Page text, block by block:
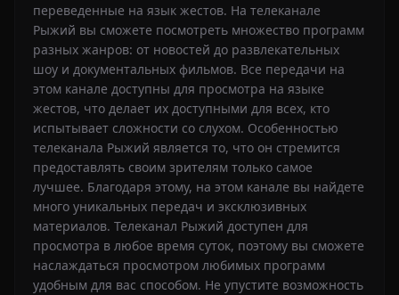
переведенные на язык жестов. На телеканале
Рыжий вы сможете посмотреть множество программ
разных жанров: от новостей до развлекательных
шоу и документальных фильмов. Все передачи на
этом канале доступны для просмотра на языке
жестов, что делает их доступными для всех, кто
испытывает сложности со слухом. Особенностью
телеканала Рыжий является то, что он стремится
предоставлять своим зрителям только самое
лучшее. Благодаря этому, на этом канале вы найдете
много уникальных передач и эксклюзивных
материалов. Телеканал Рыжий доступен для
просмотра в любое время суток, поэтому вы сможете
наслаждаться просмотром любимых программ
удобным для вас способом. Не упустите возможность